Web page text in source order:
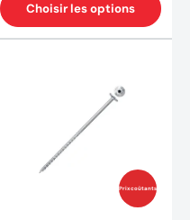
Choisir les options
Prix coûtants